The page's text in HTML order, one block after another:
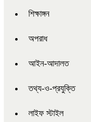
শিক্ষাঙ্গন
অপরাধ
আইন-আদালত
তথ্য-ও-প্রযুক্তি
লাইফ স্টাইল